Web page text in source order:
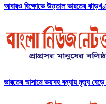
আবারও বিক্ষোভে উত্তাল ভারতের
ভারতের আসামে ভয়াবহ বন্যায় মৃত্যু